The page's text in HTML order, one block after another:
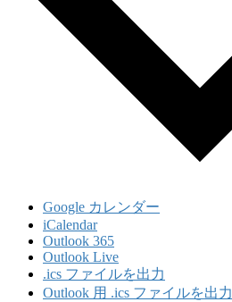
Google カレンダー
iCalendar
Outlook 365
Outlook Live
.ics ファイルを出力
Outlook 用 .ics ファイルを出力